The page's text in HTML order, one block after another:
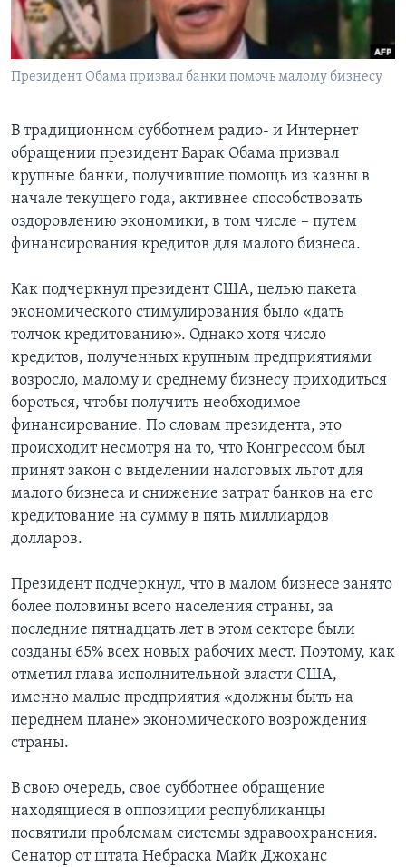
Learning English
СОЦИАЛЬНЫЕ СЕТИ
Языки
Президент Обама призвал банки помочь малому бизнесу
В традиционном субботнем радио- и Интернет
обращении президент Барак Обама призвал
крупные банки, получившие помощь из казны в
начале текущего года, активнее способствовать
оздоровлению экономики, в том числе – путем
финансирования кредитов для малого бизнеса.
Как подчеркнул президент США, целью пакета
экономического стимулирования было «дать
толчок кредитованию». Однако хотя число
кредитов, полученных крупным предприятиями
возросло, малому и среднему бизнесу приходиться
бороться, чтобы получить необходимое
финансирование. По словам президента, это
происходит несмотря на то, что Конгрессом был
принят закон о выделении налоговых льгот для
малого бизнеса и снижение затрат банков на его
кредитование на сумму в пять миллиардов
долларов.
Президент подчеркнул, что в малом бизнесе занято
более половины всего населения страны, за
последние пятнадцать лет в этом секторе были
созданы 65% всех новых рабочих мест. Поэтому, как
отметил глава исполнительной власти США,
именно малые предприятия «должны быть на
переднем плане» экономического возрождения
страны.
В свою очередь, свое субботнее обращение
находящиеся в оппозиции республиканцы
посвятили проблемам системы здравоохранения.
Сенатор от штата Небраска Майк Джоханс